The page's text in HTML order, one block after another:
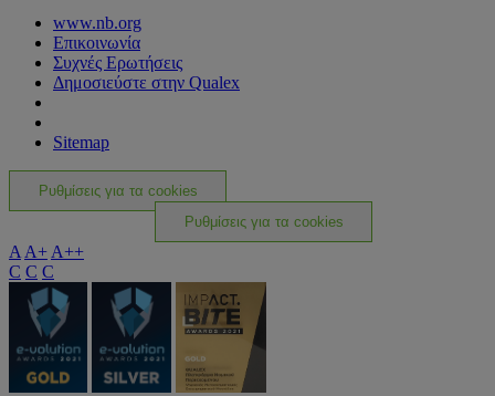
www.nb.org
Επικοινωνία
Συχνές Ερωτήσεις
Δημοσιεύστε στην Qualex
Sitemap
Ρυθμίσεις για τα cookies
Ρυθμίσεις για τα cookies
AA+A++
C C C